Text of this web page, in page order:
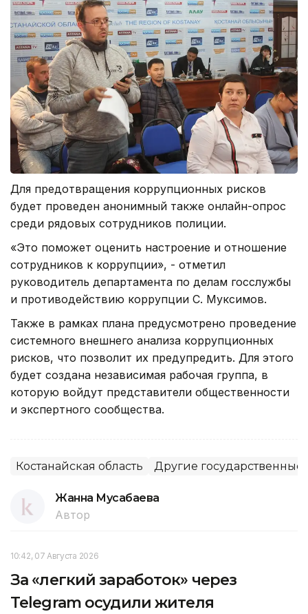
Для предотвращения коррупционных рисков
будет проведен анонимный также онлайн-опрос
среди рядовых сотрудников полиции.
«Это поможет оценить настроение и отношение
сотрудников к коррупции», - отметил
руководитель департамента по делам госслужбы
и противодействию коррупции С. Муксимов.
Также в рамках плана предусмотрено проведение
системного внешнего анализа коррупционных
рисков, что позволит их предупредить. Для этого
будет создана независимая рабочая группа, в
которую войдут представители общественности
и экспертного сообщества.
Костанайская область Другие государственные
Жанна Мусабаева
Автор
10:42, 07 Августа 2026
За «легкий заработок» через
Telegram осудили жителя